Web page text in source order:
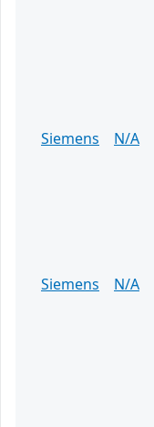
Siemens
N/A
Siemens
N/A